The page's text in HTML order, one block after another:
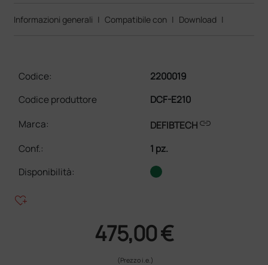
Informazioni generali | Compatibile con | Download |
Codice:
2200019
Codice produttore
DCF-E210
Marca:
DEFIBTECHlink
Conf.:
1 pz.
Disponibilità:
heart_plus
475,00 €
(Prezzo i.e.)